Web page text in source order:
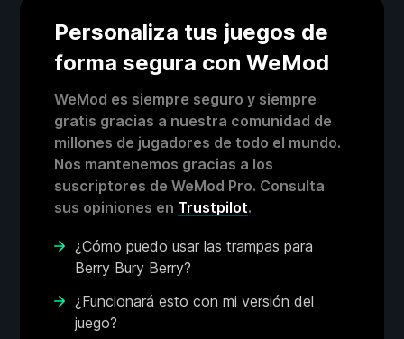
Personaliza tus juegos de
forma segura con WeMod
WeMod es siempre seguro y siempre
gratis gracias a nuestra comunidad de
millones de jugadores de todo el mundo.
Nos mantenemos gracias a los
suscriptores de WeMod Pro. Consulta
sus opiniones en Trustpilot.
¿Cómo puedo usar las trampas para
Berry Bury Berry?
¿Funcionará esto con mi versión del
juego?